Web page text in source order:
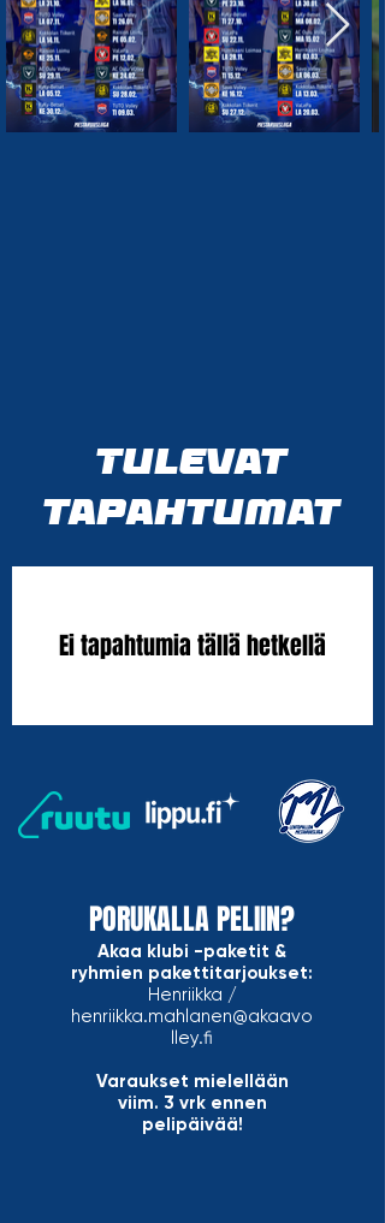
Tulevat
tapahtumat
Ei tapahtumia tällä hetkellä
PORUKALLA PELIIN?
Akaa klubi -paketit &
ryhmien pakettitarjoukset:
Henriikka /
henriikka.mahlanen@akaavo
lley.fi
Varaukset mielellään
viim. 3 vrk ennen
pelipäivää!